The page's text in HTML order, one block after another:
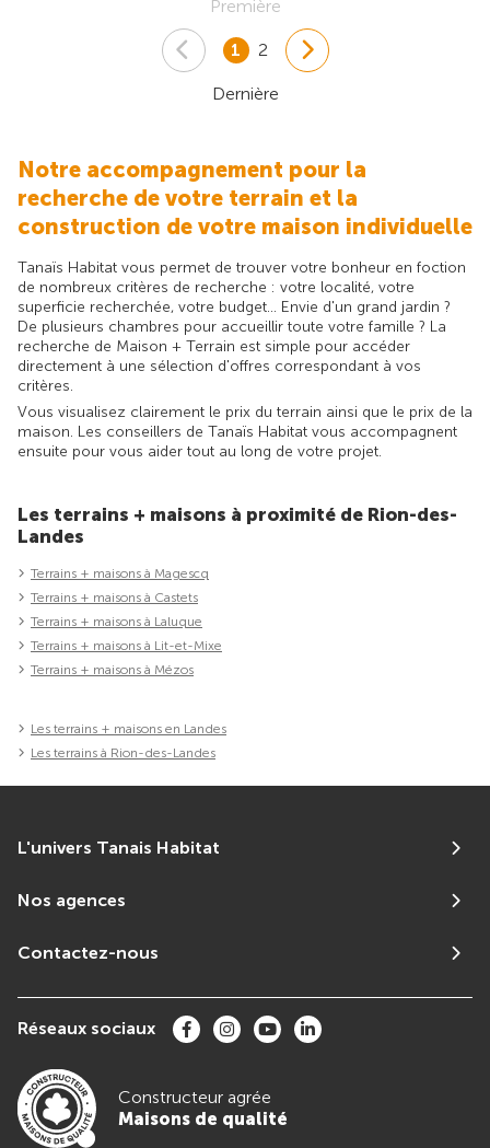
Première
1 2
Dernière
Notre accompagnement pour la
recherche de votre terrain et la
construction de votre maison individuelle
Tanaïs Habitat vous permet de trouver votre bonheur en foction
de nombreux critères de recherche : votre localité, votre
superficie recherchée, votre budget... Envie d'un grand jardin ?
De plusieurs chambres pour accueillir toute votre famille ? La
recherche de Maison + Terrain est simple pour accéder
directement à une sélection d'offres correspondant à vos
critères.
Vous visualisez clairement le prix du terrain ainsi que le prix de la
maison. Les conseillers de Tanaïs Habitat vous accompagnent
ensuite pour vous aider tout au long de votre projet.
Les terrains + maisons à proximité de Rion-des-
Landes
Terrains + maisons à Magescq
Terrains + maisons à Castets
Terrains + maisons à Laluque
Terrains + maisons à Lit-et-Mixe
Terrains + maisons à Mézos
Les terrains + maisons en Landes
Les terrains à Rion-des-Landes
L'univers Tanais Habitat
Nos agences
Contactez-nous
Réseaux sociaux
Constructeur agrée
Maisons de qualité